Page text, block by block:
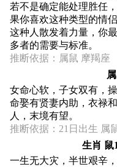
若不是确定能处理胜任
果你喜欢这种类型的情
这种人散发着力量，你
多者的需要与标准。
推断依据：属鼠 摩羯座
女命心软，子女双有，
命娶有贤妻内助，衣禄
人，末境有望。
推断依据：21日出生 属
生肖 鼠
一生无大灾，半世艰辛